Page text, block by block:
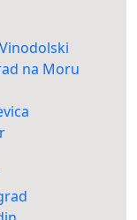
na Moru